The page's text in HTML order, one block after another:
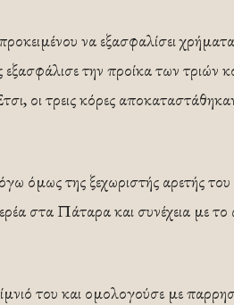
να εξασφαλίσει
την προίκα των τριών
οι τρεις κόρες
όμως της ξεχωριστής αρετής του
στα Πάταρα και συνέχεια με
του και ομολογούσε με